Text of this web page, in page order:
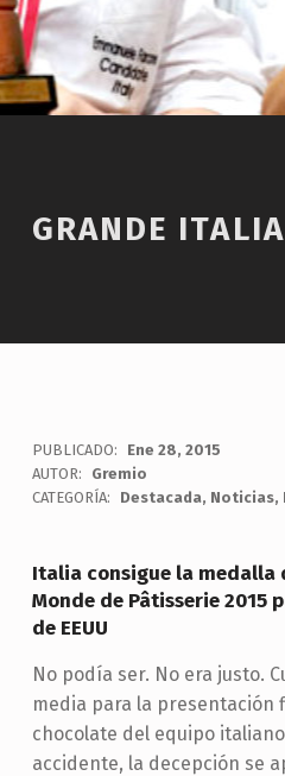
GRANDE ITALIA
PUBLICADO:
Ene 28, 2015
AUTOR:
Gremio
CATEGORÍA:
Destacada, Noticias,
Italia consigue la medalla
Monde de Pâtisserie 2015
de EEUU
No podía ser. No era justo.
media para la presentación
chocolate del equipo
accidente, la decepción se